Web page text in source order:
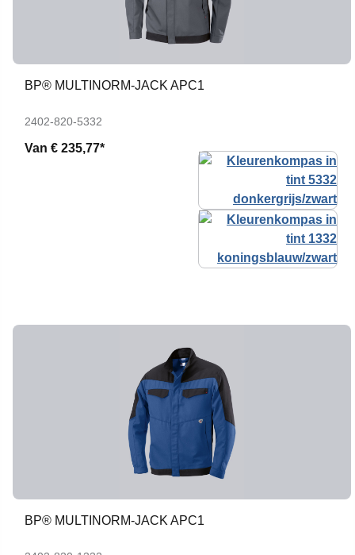
BP® MULTINORM-JACK APC1
2402-820-5332
Van € 235,77*
BP® MULTINORM-JACK APC1